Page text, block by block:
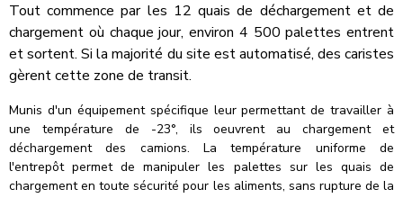
Tout commence par les 12 quais de déchargement et de
chargement où chaque jour, environ 4 500 palettes entrent
et sortent. Si la majorité du site est automatisé, des caristes
gèrent cette zone de transit.
Munis d'un équipement spécifique leur permettant de travailler à
une température de -23°, ils oeuvrent au chargement et
déchargement des camions. La température uniforme de
l'entrepôt permet de manipuler les palettes sur les quais de
chargement en toute sécurité pour les aliments, sans rupture de la